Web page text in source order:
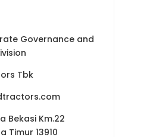
Governance and
Tbk
Bekasi Km.22
Timur 13910